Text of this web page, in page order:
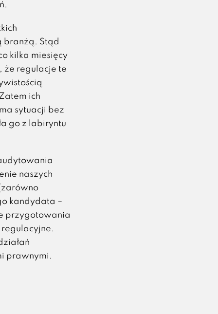
branżą. Stąd
kilka miesięcy
że regulacje te
ich
sytuacji bez
go z labiryntu
naszych
kandydata –
przygotowania
prawnymi.